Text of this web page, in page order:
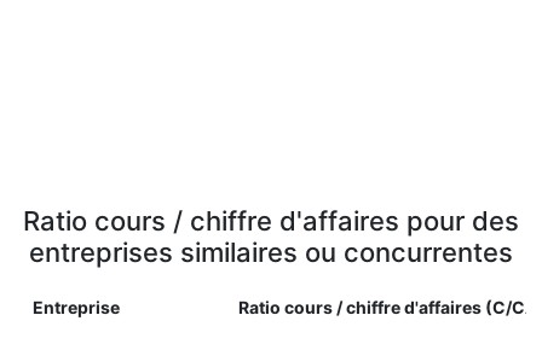
Ratio cours / chiffre d'affaires pour des
entreprises similaires ou concurrentes
Entreprise Ratio cours / chiffre d'affaires (C/